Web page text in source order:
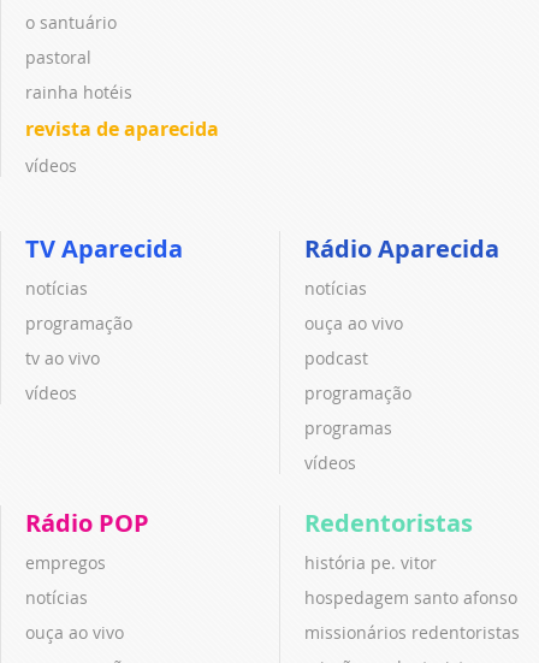
o santuário
pastoral
rainha hotéis
revista de aparecida
vídeos
TV Aparecida
notícias
programação
tv ao vivo
vídeos
Rádio Aparecida
notícias
ouça ao vivo
podcast
programação
programas
vídeos
Rádio POP
empregos
notícias
ouça ao vivo
Redentoristas
história pe. vitor
hospedagem santo afonso
missionários redentoristas